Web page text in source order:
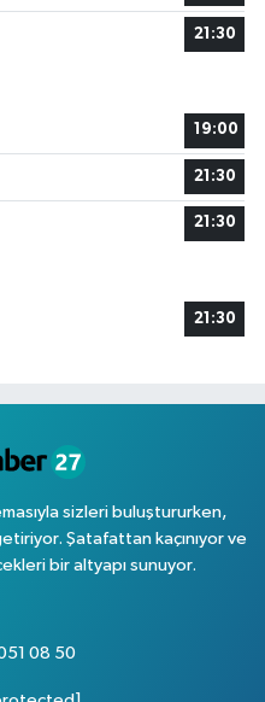
21:30
19:00
21:30
21:30
21:30
sizleri buluştururken,
Şatafattan kaçınıyor ve
bir altyapı sunuyor.
08 50